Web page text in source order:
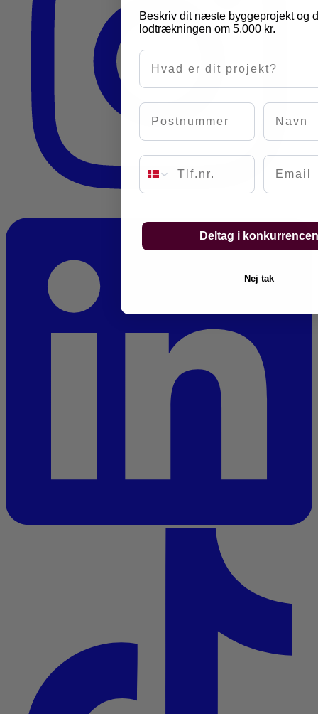
Beskriv dit næste byggeprojekt og
lodtrækningen om 5.000 kr.
Hvad er dit projekt?
Postnummer Navn
Email
Deltag i konkurrencen
Nej tak